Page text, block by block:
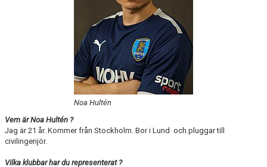
Noa Hultén
Vem är Noa Hultén ?
Jag är 21 år. Kommer från Stockholm. Bor i Lund och pluggar till
civilingenjör.
Vilka klubbar har du representerat ?